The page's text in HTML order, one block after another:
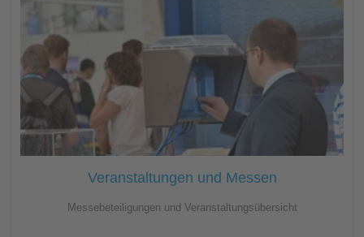
Veranstaltungen und Messen
Messebeteiligungen und Veranstaltungsübersicht